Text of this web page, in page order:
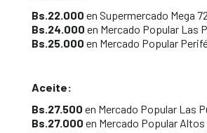
Bs.22.000 en Supermercado Mega 72
Bs.24.000 en Mercado Popular Las
Bs.25.000 en Mercado Popular
Aceite:
Bs.27.500 en Mercado Popular Las
Bs.27.000 en Mercado Popular